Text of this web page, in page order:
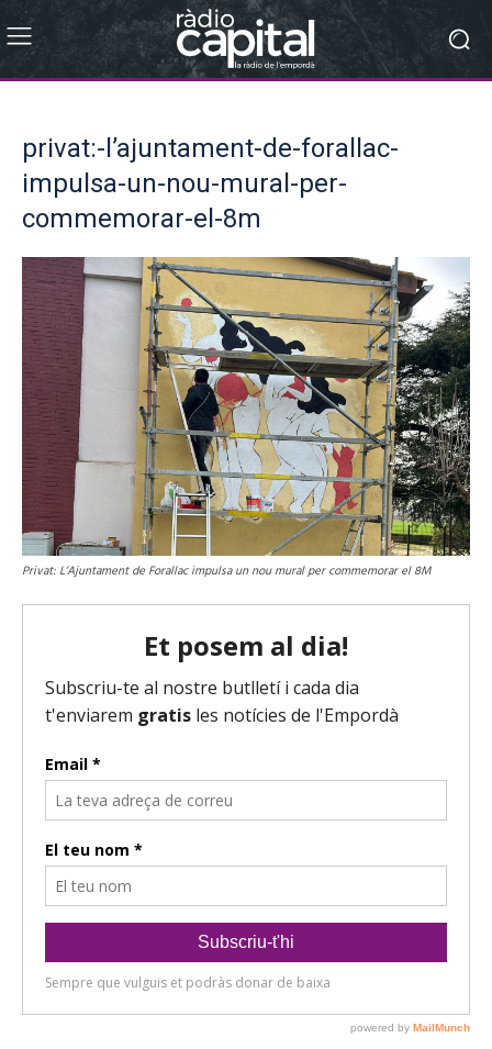
privat:-l’ajuntament-de-forallac-
impulsa-un-nou-mural-per-
commemorar-el-8m
Privat: L’Ajuntament de Forallac impulsa un nou mural per commemorar el 8M